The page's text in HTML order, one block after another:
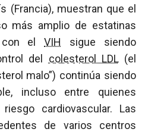
(Francia), muestran que el
más amplio de estatinas
con elVIH
sigue siendo
del colesterol LDL(el
malo”) continúa siendo
incluso entre quienes
cardiovascular. Las
de varios centros